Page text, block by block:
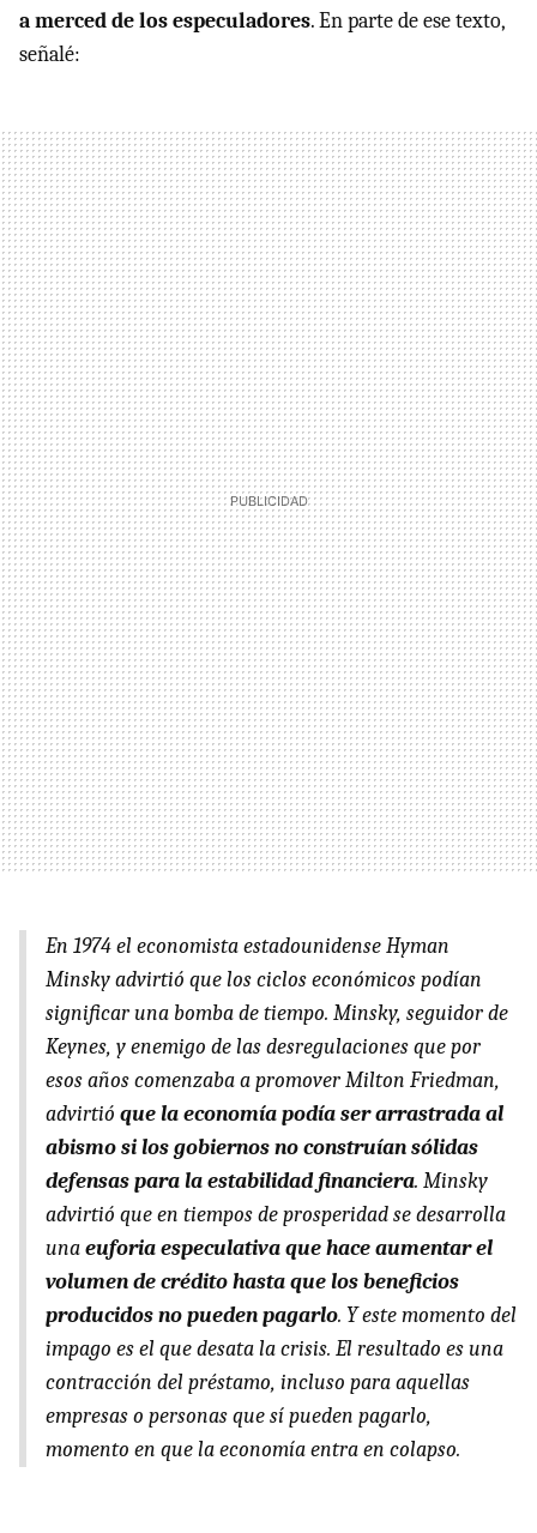
a merced de los especuladores. En parte de ese texto,
señalé:
En 1974 el economista estadounidense Hyman
Minsky advirtió que los ciclos económicos podían
significar una bomba de tiempo. Minsky, seguidor de
Keynes, y enemigo de las desregulaciones que por
esos años comenzaba a promover Milton Friedman,
advirtió que la economía podía ser arrastrada al
abismo si los gobiernos no construían sólidas
defensas para la estabilidad financiera. Minsky
advirtió que en tiempos de prosperidad se desarrolla
unaeuforia especulativa que hace aumentar el
volumen de crédito hasta que los beneficios
producidos no pueden pagarlo. Y este momento del
impago es el que desata la crisis. El resultado es una
contracción del préstamo, incluso para aquellas
empresas o personas que sí pueden pagarlo,
momento en que la economía entra en colapso.